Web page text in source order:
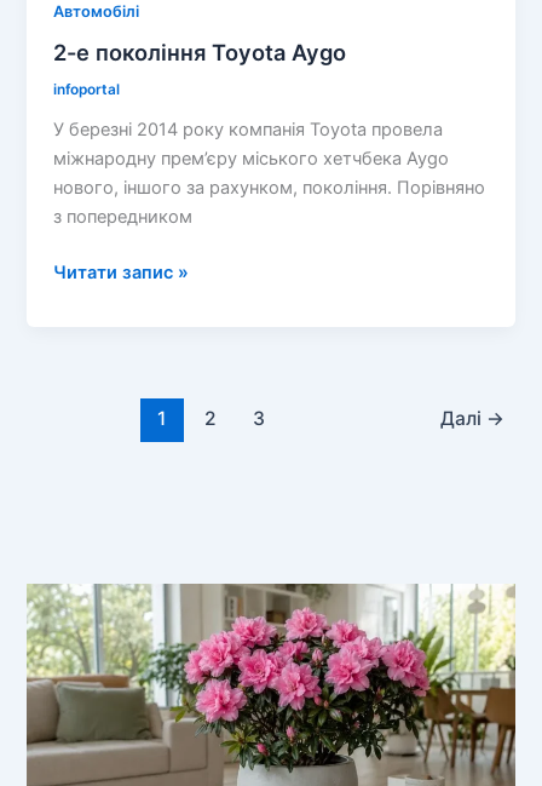
Автомобілі
2-е покоління Toyota Aygo
infoportal
У березні 2014 року компанія Toyota провела
міжнародну прем’єру міського хетчбека Aygo
нового, іншого за рахунком, покоління. Порівняно
з попередником
2-
Читати запис »
1 2 3 Далі →